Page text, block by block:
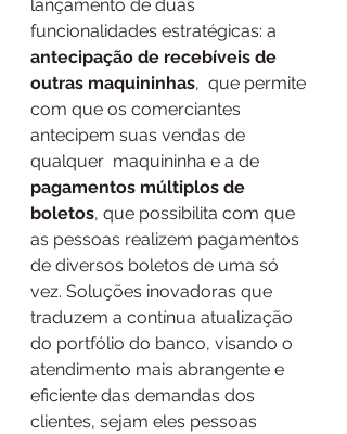
lançamento de duas
funcionalidades estratégicas: a
antecipação de recebíveis de
outras maquininhas,  que permite
com que os comerciantes
antecipem suas vendas de
qualquer  maquininha e a de
pagamentos múltiplos de
boletos, que possibilita com que
as pessoas realizem pagamentos
de diversos boletos de uma só
vez. Soluções inovadoras que
traduzem a contínua atualização
do portfólio do banco, visando o
atendimento mais abrangente e
eficiente das demandas dos
clientes, sejam eles pessoas